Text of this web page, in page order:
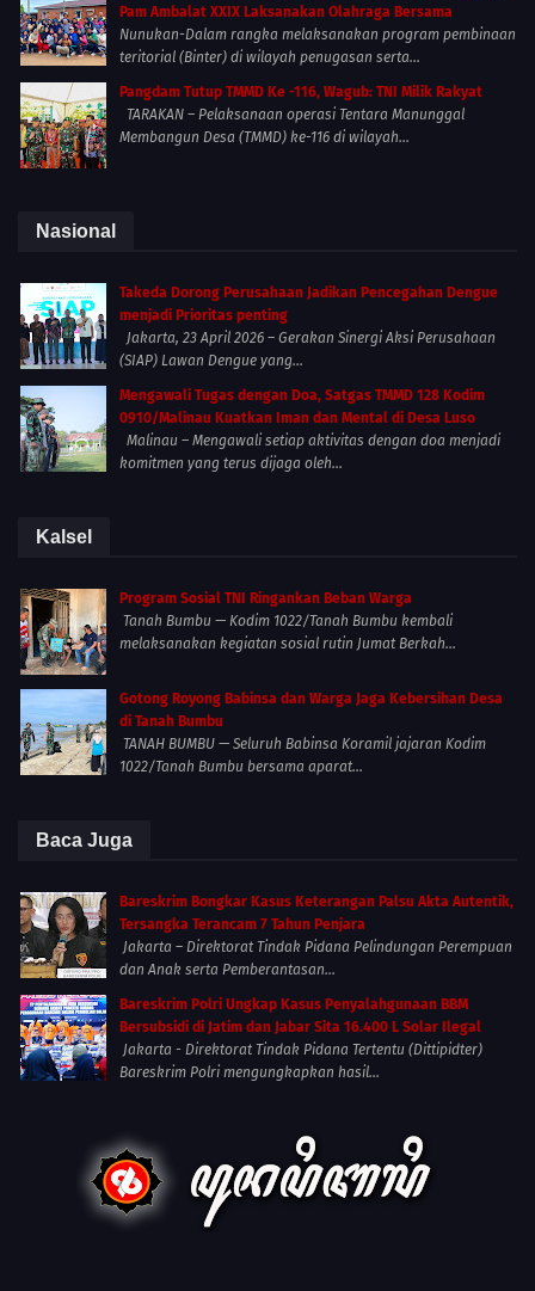
Pam Ambalat XXIX Laksanakan Olahraga Bersama
Nunukan-Dalam rangka melaksanakan program pembinaan
teritorial (Binter) di wilayah penugasan serta...
Pangdam Tutup TMMD Ke -116, Wagub: TNI Milik Rakyat
TARAKAN – Pelaksanaan operasi Tentara Manunggal
Membangun Desa (TMMD) ke-116 di wilayah...
Nasional
Takeda Dorong Perusahaan Jadikan Pencegahan Dengue
menjadi Prioritas penting
Jakarta, 23 April 2026 – Gerakan Sinergi Aksi Perusahaan
(SIAP) Lawan Dengue yang...
Mengawali Tugas dengan Doa, Satgas TMMD 128 Kodim
0910/Malinau Kuatkan Iman dan Mental di Desa Luso
Malinau – Mengawali setiap aktivitas dengan doa menjadi
komitmen yang terus dijaga oleh...
Kalsel
Program Sosial TNI Ringankan Beban Warga
Tanah Bumbu — Kodim 1022/Tanah Bumbu kembali
melaksanakan kegiatan sosial rutin Jumat Berkah...
Gotong Royong Babinsa dan Warga Jaga Kebersihan Desa
di Tanah Bumbu
TANAH BUMBU — Seluruh Babinsa Koramil jajaran Kodim
1022/Tanah Bumbu bersama aparat...
Baca Juga
Bareskrim Bongkar Kasus Keterangan Palsu Akta Autentik,
Tersangka Terancam 7 Tahun Penjara
Jakarta – Direktorat Tindak Pidana Pelindungan Perempuan
dan Anak serta Pemberantasan...
Bareskrim Polri Ungkap Kasus Penyalahgunaan BBM
Bersubsidi di Jatim dan Jabar Sita 16.400 L Solar Ilegal
Jakarta - Direktorat Tindak Pidana Tertentu (Dittipidter)
Bareskrim Polri mengungkapkan hasil...